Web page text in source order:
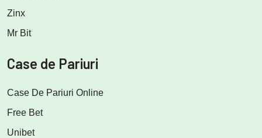
Zinx
Mr Bit
Case de Pariuri
Case De Pariuri Online
Free Bet
Unibet